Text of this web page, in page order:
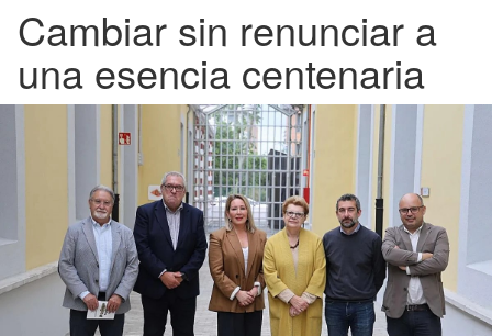
Cambiar sin renunciar a
una esencia centenaria